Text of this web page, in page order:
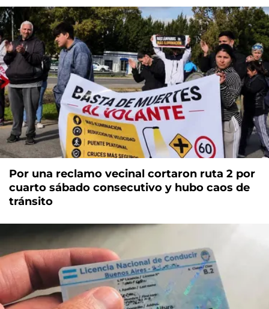
Por una reclamo vecinal cortaron ruta 2 por
cuarto sábado consecutivo y hubo caos de
tránsito